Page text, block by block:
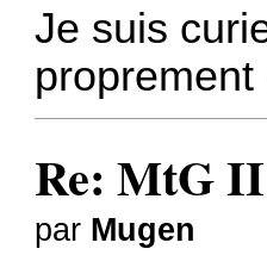
Je suis
proprement
Re: MtG II
par Mugen